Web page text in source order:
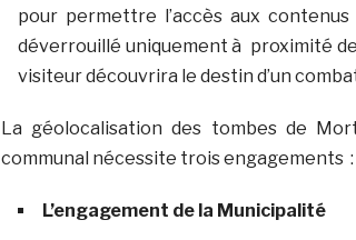
pour permettre l’accès aux
déverrouillé uniquement à proximité
visiteur découvrira le destin d’un
La géolocalisation des tombes de
communal nécessite trois engagements :
L’engagement de la Municipalité